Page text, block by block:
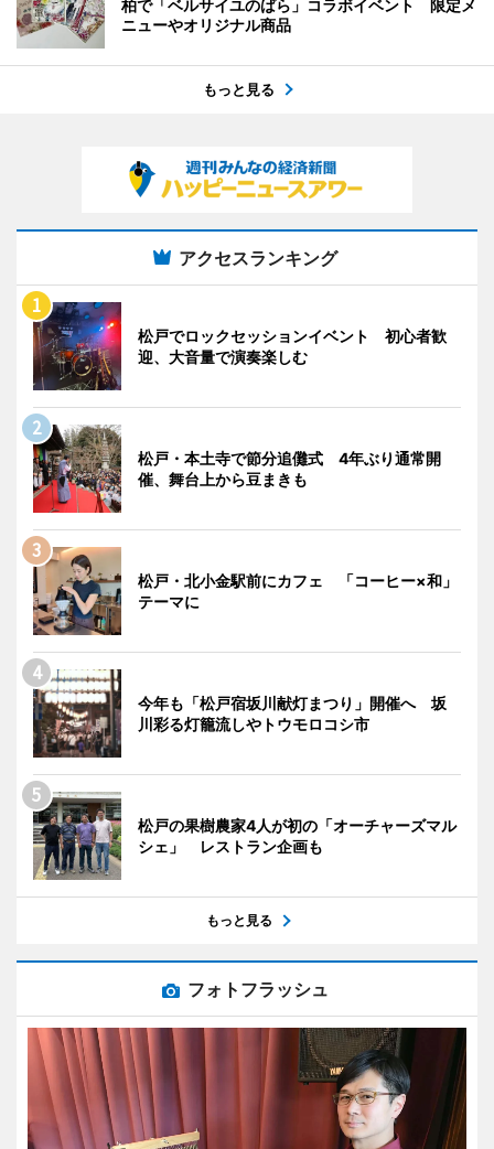
柏で「ベルサイユのばら」コラボイベント 限定メ
ニューやオリジナル商品
もっと見る
アクセスランキング
松戸でロックセッションイベント 初心者歓
迎、大音量で演奏楽しむ
松戸・本土寺で節分追儺式 4年ぶり通常開
催、舞台上から豆まきも
松戸・北小金駅前にカフェ 「コーヒー×和」
テーマに
今年も「松戸宿坂川献灯まつり」開催へ 坂
川彩る灯籠流しやトウモロコシ市
松戸の果樹農家4人が初の「オーチャーズマル
シェ」 レストラン企画も
もっと見る
フォトフラッシュ